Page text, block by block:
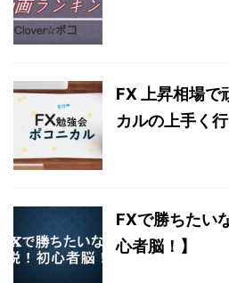
FX 上昇相場で
カルの上手く
FXで勝ちたい
心者脳！】